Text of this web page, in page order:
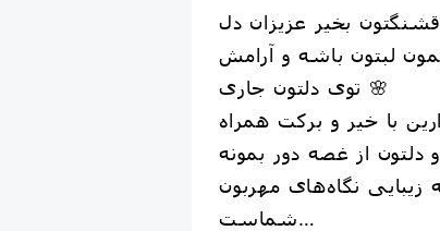
لبتون باشه و آرامش
توی دلتون جاری 🌸
با خیر و برکت همراه
نگاه‌های مهربون
شماست…